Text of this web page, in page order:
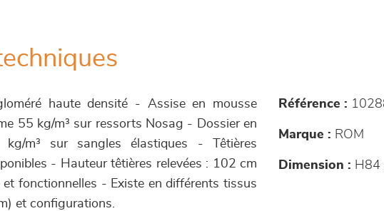
haute densité - Assise en mousse
55 kg/m³ sur ressorts Nosag - Dossier en
m³ sur sangles élastiques - Têtières
- Hauteur têtières relevées : 102 cm
fonctionnelles - Existe en différents tissus
et configurations.
Référence :
Marque : ROM
Dimension : H84